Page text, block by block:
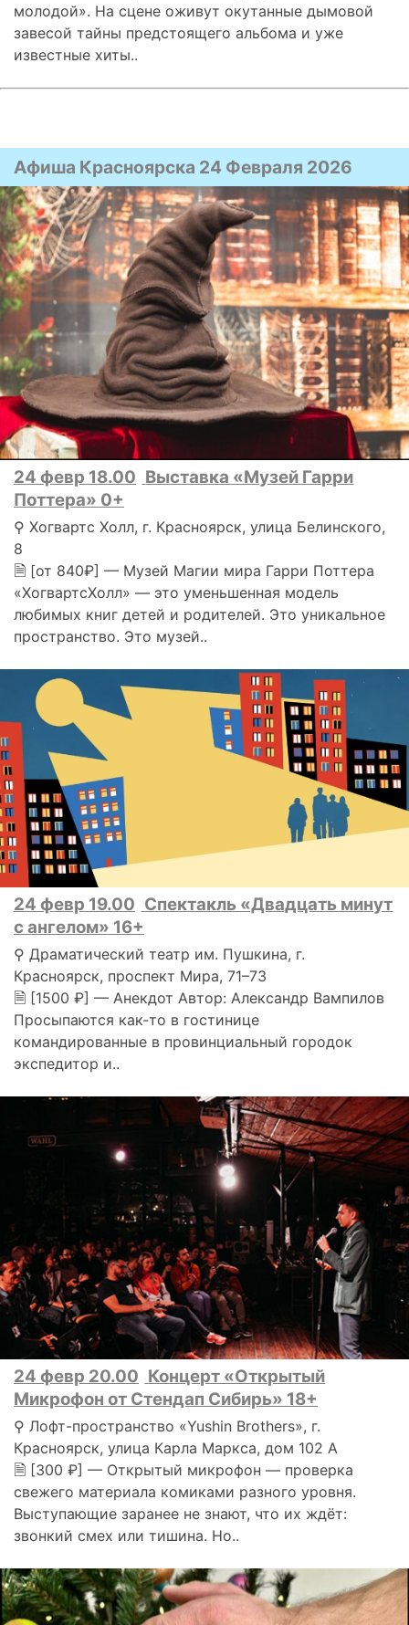
молодой». На сцене оживут окутанные дымовой
завесой тайны предстоящего альбома и уже
известные хиты..
Афиша Красноярска 24 Февраля 2026
24 февр 18.00 Выставка «Музей Гарри
Поттера» 0+
⚲ Хогвартс Холл, г. Красноярск, улица Белинского,
8
🗎 [от 840₽] — Музей Магии мира Гарри Поттера
«ХогвартсХолл» — это уменьшенная модель
любимых книг детей и родителей. Это уникальное
пространство. Это музей..
24 февр 19.00 Спектакль «Двадцать минут
с ангелом» 16+
⚲ Драматический театр им. Пушкина, г.
Красноярск, проспект Мира, 71–73
🗎 [1500 ₽] — Анекдот Автор: Александр Вампилов
Просыпаются как-то в гостинице
командированные в провинциальный городок
экспедитор и..
24 февр 20.00 Концерт «Открытый
Микрофон от Стендап Сибирь» 18+
⚲ Лофт-пространство «Yushin Brothers», г.
Красноярск, улица Карла Маркса, дом 102 А
🗎 [300 ₽] — Открытый микрофон — проверка
свежего материала комиками разного уровня.
Выступающие заранее не знают, что их ждёт:
звонкий смех или тишина. Но..